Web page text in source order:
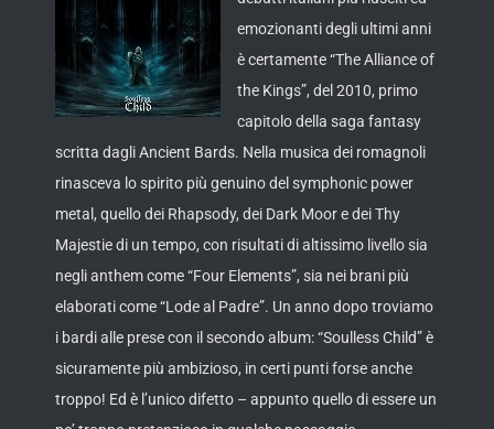
emozionanti degli ultimi anni
è certamente “The Alliance of
the Kings”, del 2010, primo
capitolo della saga fantasy
scritta dagli Ancient Bards. Nella musica dei romagnoli
rinasceva lo spirito più genuino del symphonic power
metal, quello dei Rhapsody, dei Dark Moor e dei Thy
Majestie di un tempo, con risultati di altissimo livello sia
negli anthem come “Four Elements”, sia nei brani più
elaborati come “Lode al Padre”. Un anno dopo troviamo
i bardi alle prese con il secondo album: “Soulless Child” è
sicuramente più ambizioso, in certi punti forse anche
troppo! Ed è l’unico difetto – appunto quello di essere un